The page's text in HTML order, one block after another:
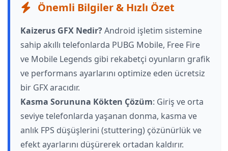
Önemli Bilgiler & Hızlı Özet
Kaizerus GFX Nedir?Android işletim sistemine
sahip akıllı telefonlarda PUBG Mobile, Free Fire
ve Mobile Legends gibi rekabetçi oyunların grafik
ve performans ayarlarını optimize eden ücretsiz
bir GFX aracıdır.
Kasma Sorununa Kökten Çözüm: Giriş ve orta
seviye telefonlarda yaşanan donma, kasma ve
anlık FPS düşüşlerini (stuttering) çözünürlük ve
efekt ayarlarını düşürerek ortadan kaldırır.